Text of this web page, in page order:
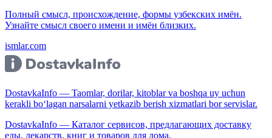
Полный смысл, происхождение, формы узбекских имён.
Узнайте смысл своего имени и имён близких.
ismlar.com
DostavkaInfo — Taomlar, dorilar, kitoblar va boshqa uy uchun
kerakli bo‘lagan narsalarni yetkazib berish xizmatlari bor servislar.
DostavkaInfo — Каталог сервисов, предлагающих доставку
еды, лекарств, книг и товаров для дома.